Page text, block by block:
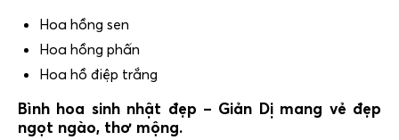
Hoa hồng sen
Hoa hồng phấn
Hoa hồ điệp trắng
Bình hoa sinh nhật đẹp – Giản Dị mang vẻ đẹp
ngọt ngào, thơ mộng.